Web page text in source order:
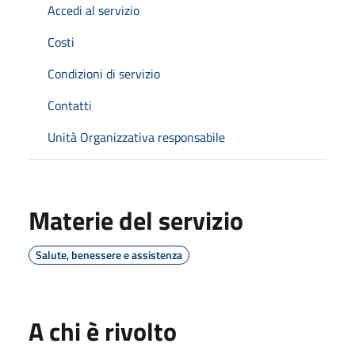
Accedi al servizio
Costi
Condizioni di servizio
Contatti
Unità Organizzativa responsabile
Materie del servizio
Salute, benessere e assistenza
A chi è rivolto